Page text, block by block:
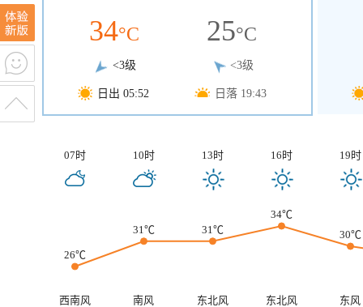
34°C
<3级
日出 05:52
25°C
<3级
日落 19:43
07时 10时 13时 16时 19时
26℃
31℃ 31℃
34℃
30℃
西南风 南风 东北风 东北风
东风